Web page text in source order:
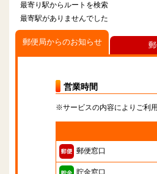
最寄り駅からルートを検索
最寄駅がありませんでした
郵便局からのお知らせ
営業時間
※サービスの内容によりご利
郵便窓口